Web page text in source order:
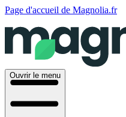
Page d'accueil de Magnolia.fr
Ouvrir le menu